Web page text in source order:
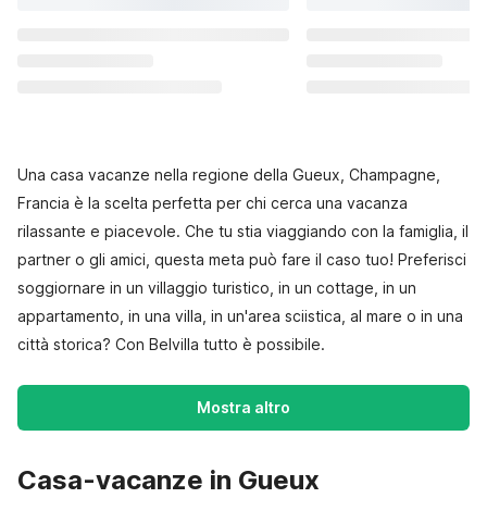
Una casa vacanze nella regione della Gueux, Champagne,
Francia è la scelta perfetta per chi cerca una vacanza
rilassante e piacevole. Che tu stia viaggiando con la famiglia, il
partner o gli amici, questa meta può fare il caso tuo! Preferisci
soggiornare in un villaggio turistico, in un cottage, in un
appartamento, in una villa, in un'area sciistica, al mare o in una
città storica? Con Belvilla tutto è possibile.
Mostra altro
Casa-vacanze in Gueux